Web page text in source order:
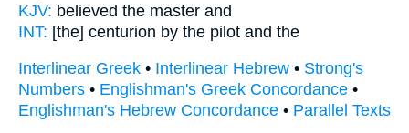
KJV: believed the master and
INT: [the] centurion by the pilot and the
Interlinear Greek • Interlinear Hebrew • Strong's
Numbers • Englishman's Greek Concordance •
Englishman's Hebrew Concordance • Parallel Texts